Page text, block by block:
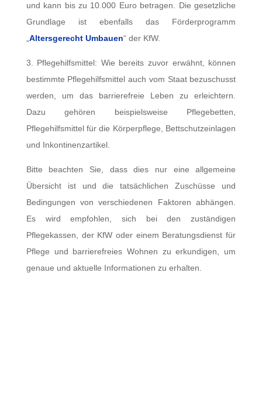
und kann bis zu 10.000 Euro betragen. Die gesetzliche
Grundlage ist ebenfalls das Förderprogramm
Altersgerecht Umbauen“ der KfW.
3. Pflegehilfsmittel: Wie bereits zuvor erwähnt, können
bestimmte Pflegehilfsmittel auch vom Staat bezuschusst
werden, um das barrierefreie Leben zu erleichtern.
Dazu gehören beispielsweise Pflegebetten,
Pflegehilfsmittel für die Körperpflege, Bettschutzeinlagen
und Inkontinenzartikel.
Bitte beachten Sie, dass dies nur eine allgemeine
Übersicht ist und die tatsächlichen Zuschüsse und
Bedingungen von verschiedenen Faktoren abhängen.
Es wird empfohlen, sich bei den zuständigen
Pflegekassen, der KfW oder einem Beratungsdienst für
Pflege und barrierefreies Wohnen zu erkundigen, um
genaue und aktuelle Informationen zu erhalten.